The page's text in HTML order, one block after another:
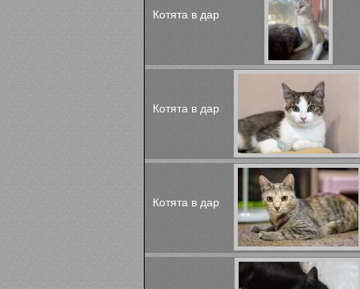
Котята в дар
Котята в дар
Котята в дар